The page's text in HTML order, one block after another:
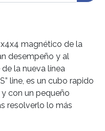
magnético de la
desempeño y al
la nueva línea
line, es un cubo rapido
con un pequeño
resolverlo lo más